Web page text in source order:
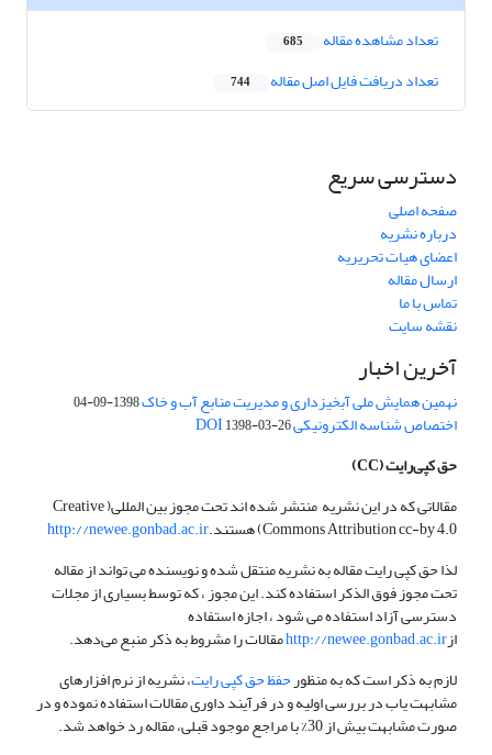
تعداد مشاهده مقاله 685
تعداد دریافت فایل اصل مقاله 744
دسترسی سریع
صفحه اصلی
درباره نشریه
اعضای هیات تحریریه
ارسال مقاله
تماس با ما
نقشه سایت
آخرین اخبار
نهمین همایش ملی آبخیزداری و مدیریت منابع آب و خاک1398-09-04
اختصاص شناسه الکترونیکی DOI1398-03-26
حق کپی‌رایت(CC)
مقالاتی که در این نشریه منتشر شده اند تحت مجوز بین المللی( Creative
Commons Attribution cc-by 4.0) هستند.
http://newee.gonbad.ac.ir
لذا حق کپی رایت مقاله به نشریه منتقل شده و نویسنده می تواند از مقاله
تحت مجوز فوق الذکر استفاده کند. این مجوز ، که توسط بسیاری از مجلات
دسترسی آزاد استفاده می شود ، اجازه استفاده
ازhttp://newee.gonbad.ac.irمقالات را مشروط به ذکر منبع می‌دهد.
لازم به ذکر است که به منظورحفظ حق کپی رایت، نشریه از نرم افزارهای
مشابهت یاب در بررسی اولیه و در فرآیند داوری مقالات استفاده نموده و در
صورت مشابهت بیش از 30% با مراجع موجود قبلی، مقاله رد خواهد شد.